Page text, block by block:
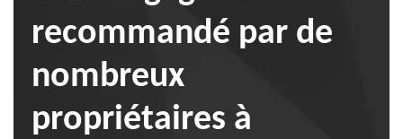
recommandé par de
nombreux
propriétaires à